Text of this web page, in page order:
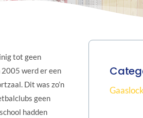
tot geen
werd er een
Dit was zo’n
geen
hadden